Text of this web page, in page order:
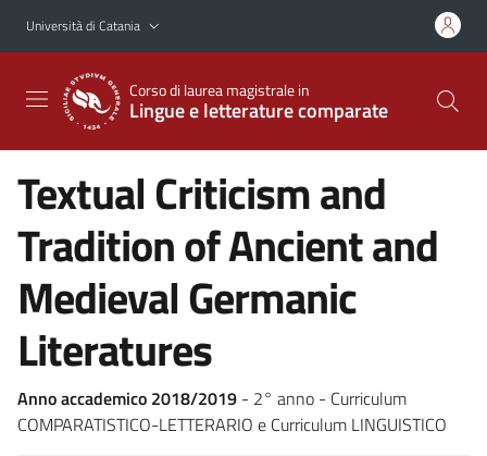
Vai al contenuto principale
Vai al menu di navigazione
Università di Catania
Corso di laurea magistrale in
Lingue e letterature comparate
Textual Criticism and
Tradition of Ancient and
Medieval Germanic
Literatures
Anno accademico 2018/2019 - 2° anno - Curriculum
COMPARATISTICO-LETTERARIO e Curriculum LINGUISTICO